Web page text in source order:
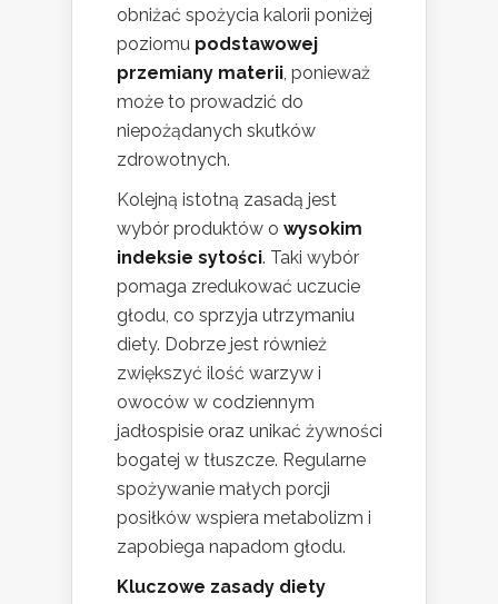
obniżać spożycia kalorii poniżej
poziomu podstawowej
przemiany materii, ponieważ
może to prowadzić do
niepożądanych skutków
zdrowotnych.
Kolejną istotną zasadą jest
wybór produktów o wysokim
indeksie sytości. Taki wybór
pomaga zredukować uczucie
głodu, co sprzyja utrzymaniu
diety. Dobrze jest również
zwiększyć ilość warzyw i
owoców w codziennym
jadłospisie oraz unikać żywności
bogatej w tłuszcze. Regularne
spożywanie małych porcji
posiłków wspiera metabolizm i
zapobiega napadom głodu.
Kluczowe zasady diety